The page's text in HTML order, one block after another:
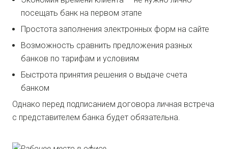
посещать банк на первом этапе
Простота заполнения электронных форм на сайте
Возможность сравнить предложения разных
банков по тарифам и условиям
Быстрота принятия решения о выдаче счета
банком
Однако перед подписанием договора личная встреча
с представителем банка будет обязательна.